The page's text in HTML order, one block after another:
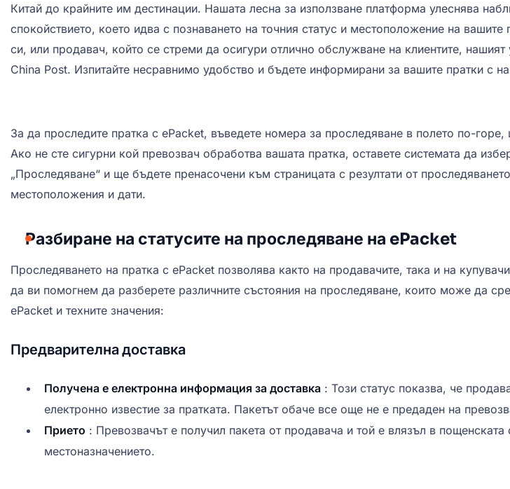
Китай до крайните им дестинации. Нашата лесна за използване платформа улеснява
спокойствието, което идва с познаването на точния статус и местоположение на
си, или продавач, който се стреми да осигури отлично обслужване на клиентите,
China Post. Изпитайте несравнимо удобство и бъдете информирани за вашите пратки с
За да проследите пратка с ePacket, въведете номера за проследяване в полето по-
Ако не сте сигурни кой превозвач обработва вашата пратка, оставете системата да
„Проследяване“ и ще бъдете пренасочени към страницата с резултати от
местоположения и дати.
Разбиране на статусите на проследяване на ePacket
Проследяването на пратка с ePacket позволява както на продавачите, така и на
да ви помогнем да разберете различните състояния на проследяване, които може да
ePacket и техните значения:
Предварителна доставка
Получена е електронна информация за доставка : Този статус показва, че
електронно известие за пратката. Пакетът обаче все още не е предаден на
Прието : Превозвачът е получил пакета от продавача и той е влязъл в
местоназначението.